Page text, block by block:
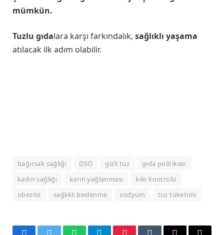
mümkün.
Tuzlu gıdalara karşı farkındalık, sağlıklı yaşama
atılacak ilk adım olabilir.
bağırsak sağlığı DSÖ gizli tuz
gıda politikası
kadın sağlığı
karın yağlanması
kilo kontrolü
obezite
sağlıklı beslenme sodyum tuz tüketimi